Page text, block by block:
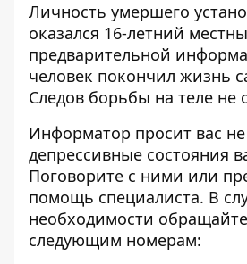
Личность умершего
оказался 16-летний
предварительной
человек покончил жизнь
Следов борьбы на теле не
Информатор просит вас
депрессивные состояния
Поговорите с ними или
помощь специалиста. В
необходимости
следующим номерам: